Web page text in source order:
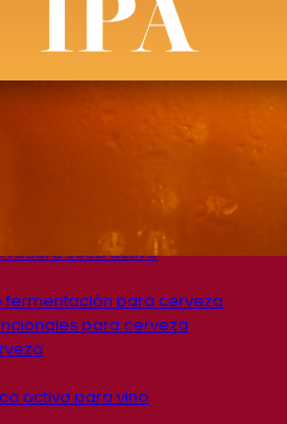
seca activa
fermentación para cerveza
para cerveza
activa para vino